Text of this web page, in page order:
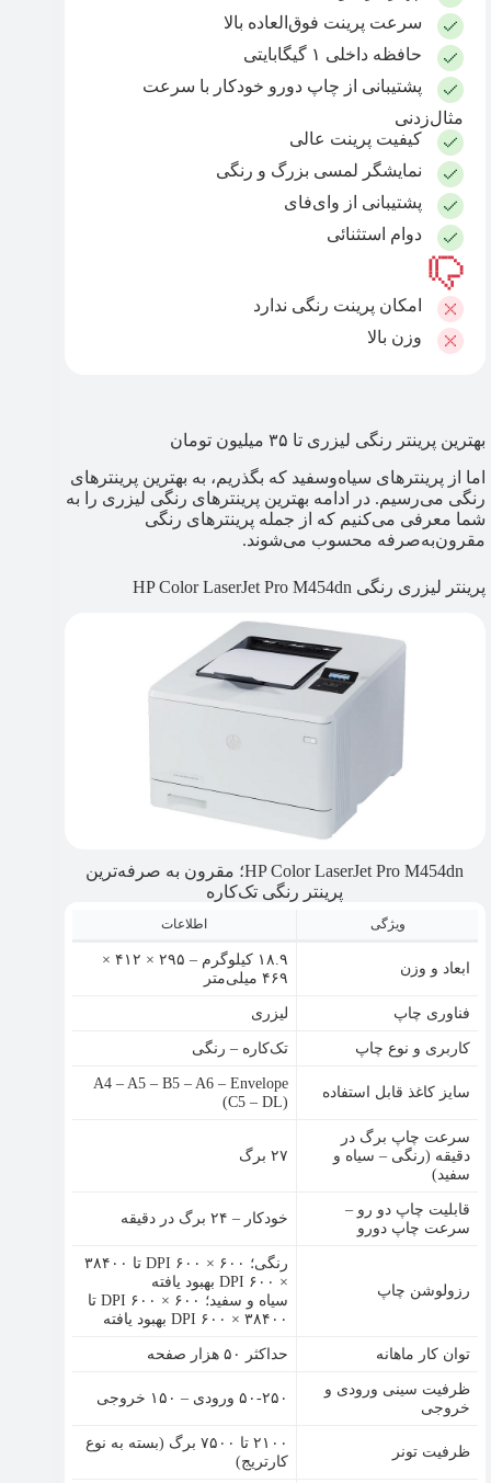
سرعت پرینت فوق‌العاده بالا
حافظه داخلی ۱ گیگابایتی
پشتیبانی از چاپ دورو خودکار با سرعت
مثال‌زدنی
کیفیت پرینت عالی
نمایشگر لمسی بزرگ و رنگی
پشتیبانی از وای‌فای
دوام استثنائی
امکان پرینت رنگی ندارد
وزن بالا
بهترین پرینتر رنگی لیزری تا ۳۵ میلیون تومان
اما از پرینترهای سیاه‌وسفید که بگذریم، به بهترین پرینترهای
رنگی می‌رسیم. در ادامه بهترین پرینترهای رنگی لیزری را به
شما معرفی می‌کنیم که از جمله پرینترهای رنگی
مقرون‌به‌صرفه محسوب می‌شوند.
پرینتر لیزری رنگی HP Color LaserJet Pro M454dn
HP Color LaserJet Pro M454dn؛ مقرون به صرفه‌ترین
پرینتر رنگی تک‌کاره
ویژگی اطلاعات
ابعاد و وزن
۱۸.۹ کیلوگرم – ۲۹۵ × ۴۱۲ ×
۴۶۹ میلی‌متر
فناوری چاپ
لیزری
کاربری و نوع چاپ
تک‌کاره – رنگی
سایز کاغذ قابل استفاده
A4 – A5 – B5 – A6 – Envelope
(C5 – DL)
سرعت چاپ برگ در
دقیقه (رنگی – سیاه و
سفید)
۲۷ برگ
قابلیت چاپ دو رو –
سرعت چاپ دورو
خودکار – ۲۴ برگ در دقیقه
رزولوشن چاپ
رنگی؛ ۶۰۰ × ۶۰۰ DPI تا ۳۸۴۰۰
× ۶۰۰ DPI بهبود یافته
سیاه و سفید؛ ۶۰۰ × ۶۰۰ DPI تا
۳۸۴۰۰ × ۶۰۰ DPI بهبود یافته
توان کار ماهانه
حداکثر ۵۰ هزار صفحه
ظرفیت سینی ورودی و
خروجی
۵۰-۲۵۰ ورودی – ۱۵۰ خروجی
ظرفیت تونر
۲۱۰۰ تا ۷۵۰۰ برگ (بسته به نوع
کارتریج)